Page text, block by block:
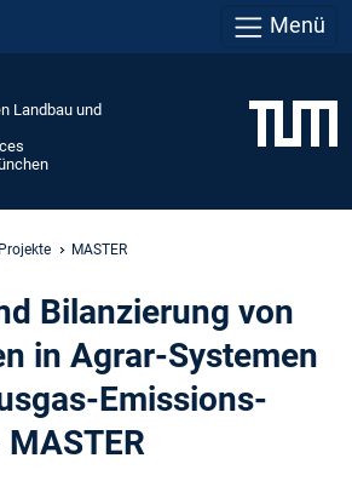
Menü
Landbau und
Projekte MASTER
Bilanzierung von
in Agrar-Systemen
Emissions-